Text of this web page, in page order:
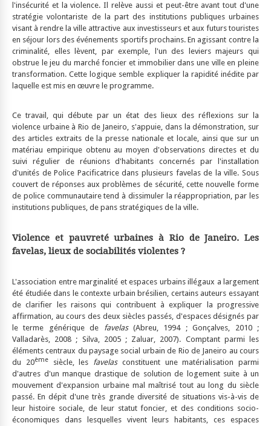
l'insécurité et la violence. Il relève aussi et peut-être avant tout d'une
stratégie volontariste de la part des institutions publiques urbaines
visant à rendre la ville attractive aux investisseurs et aux futurs touristes
en séjour lors des événements sportifs prochains. En agissant contre la
criminalité, elles lèvent, par exemple, l'un des leviers majeurs qui
obstrue le jeu du marché foncier et immobilier dans une ville en pleine
transformation. Cette logique semble expliquer la rapidité inédite par
laquelle est mis en œuvre le programme.
Ce travail, qui débute par un état des lieux des réflexions sur la
violence urbaine à Rio de Janeiro, s'appuie, dans la démonstration, sur
des articles extraits de la presse nationale et locale, ainsi que sur un
matériau empirique obtenu au moyen d'observations directes et du
suivi régulier de réunions d'habitants concernés par l'installation
d'unités de Police Pacificatrice dans plusieurs favelas de la ville. Sous
couvert de réponses aux problèmes de sécurité, cette nouvelle forme
de police communautaire tend à dissimuler la réappropriation, par les
institutions publiques, de pans stratégiques de la ville.
Violence et pauvreté urbaines à Rio de Janeiro. Les
favelas, lieux de sociabilités violentes ?
L'association entre marginalité et espaces urbains illégaux a largement
été étudiée dans le contexte urbain brésilien, certains auteurs essayant
de clarifier les raisons qui contribuent à expliquer la progressive
affirmation, au cours des deux siècles passés, d'espaces désignés par
le terme générique de favelas(Abreu, 1994 ; Gonçalves, 2010 ;
Valladarès, 2008 ; Silva, 2005 ; Zaluar, 2007). Comptant parmi les
éléments centraux du paysage social urbain de Rio de Janeiro au cours
du 20èmesiècle, les favelasconstituent une matérialisation parmi
d'autres d'un manque drastique de solution de logement suite à un
mouvement d'expansion urbaine mal maîtrisé tout au long du siècle
passé. En dépit d'une très grande diversité de situations vis-à-vis de
leur histoire sociale, de leur statut foncier, et des conditions socio-
économiques dans lesquelles vivent leurs habitants, ces espaces